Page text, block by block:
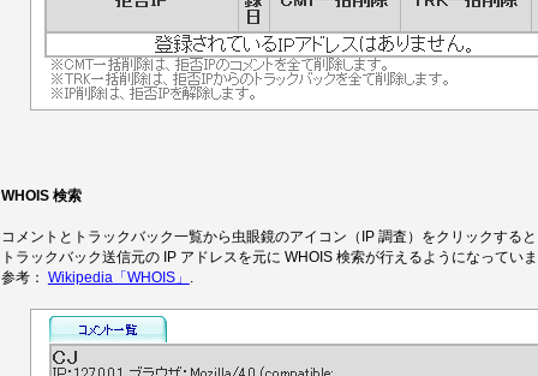
WHOIS 検索
コメントとトラックバック一覧から虫眼鏡のアイコン（IP 調査）をクリックすると
トラックバック送信元の IP アドレスを元に WHOIS 検索が行えるようになっていま
参考： Wikipedia「WHOIS」 .